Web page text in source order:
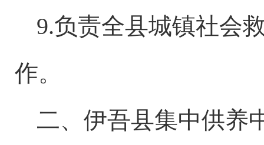
9.负责全县城镇社会
作。
二、伊吾县集中供养